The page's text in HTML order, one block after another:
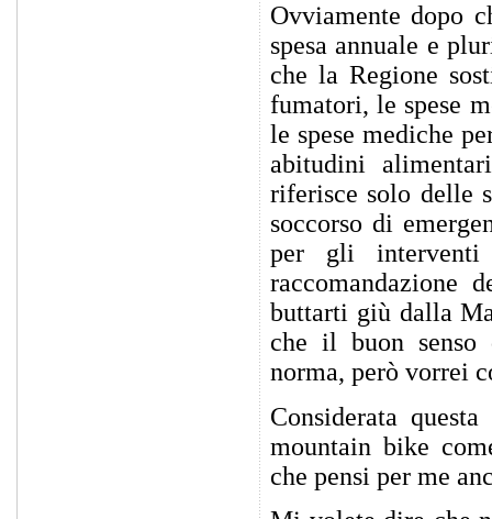
Ovviamente dopo
spesa annuale e
che la Regione
fumatori, le spese
le spese mediche
abitudini
riferisce solo delle
soccorso di
per gli
raccomandazione
buttarti giù dalla
che il buon senso
norma, però vorrei
Considerata
mountain bike
che pensi per me